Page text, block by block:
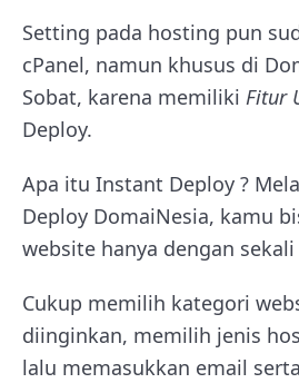
Setting pada hosting pun
cPanel, namun khusus di
Sobat, karena memiliki Fitur
Deploy.
Apa itu Instant Deploy ?
Deploy DomaiNesia, kamu
website hanya dengan
Cukup memilih kategori
diinginkan, memilih jenis
lalu memasukkan email